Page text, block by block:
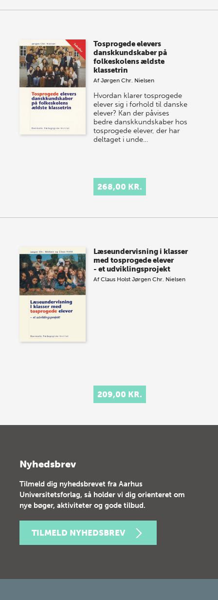
Tosprogede elevers
danskkundskaber på
folkeskolens ældste
klassetrin
AfJørgen Chr. Nielsen
Hvordan klarer tosprogede
elever sig i forhold til danske
elever? Kan der påvises
bedre danskkundskaber hos
tosprogede elever, der har
deltaget i unde…
268,00 KR.
Læseundervisning i klasser
med tosprogede elever
- et udviklingsprojekt
AfClaus Holst Jørgen Chr. Nielsen
209,00 KR.
Nyhedsbrev
Tilmeld dig nyhedsbrevet fra Aarhus
Universitetsforlag, så holder vi dig orienteret om
nye bøger, aktiviteter og gode tilbud.
TILMELD NYHEDSBREV